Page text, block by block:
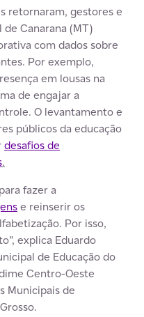
retornaram, gestores e
Canarana (MT)
com dados sobre
Por exemplo,
em lousas na
de engajar a
O levantamento e
públicos da educação
desafios de
.
fazer a
e reinserir os
Por isso,
explica Eduardo
de Educação do
Centro-Oeste
Municipais de